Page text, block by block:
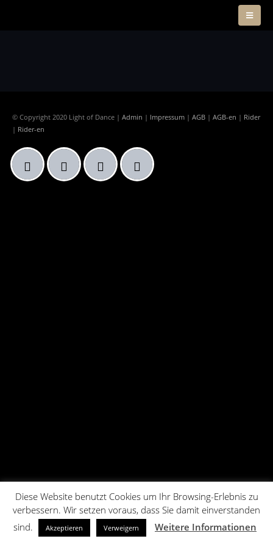
© Copyright 2020 Light of Dance | Admin | Impressum | AGB | AGB-en | Rider
| Rider-en
Diese Website benutzt Cookies um Ihr Browsing-Erlebnis zu
verbessern. Wir setzen voraus, dass Sie damit einverstanden
sind.
Akzeptieren Verweigern Weitere Informationen